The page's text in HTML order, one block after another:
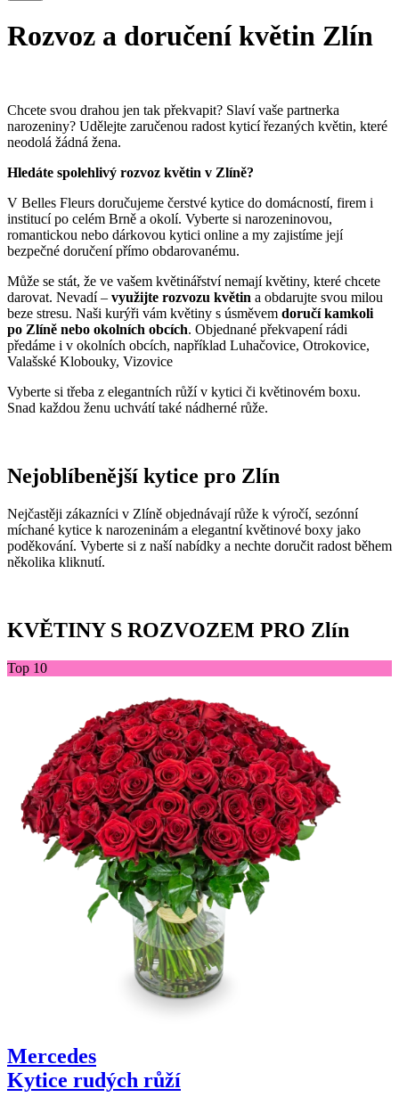
Rozvoz a doručení květin Zlín
Chcete svou drahou jen tak překvapit? Slaví vaše partnerka
narozeniny? Udělejte zaručenou radost kyticí řezaných květin, které
neodolá žádná žena.
Hledáte spolehlivý rozvoz květin v Zlíně?
V Belles Fleurs doručujeme čerstvé kytice do domácností, firem i
institucí po celém Brně a okolí. Vyberte si narozeninovou,
romantickou nebo dárkovou kytici online a my zajistíme její
bezpečné doručení přímo obdarovanému.
Může se stát, že ve vašem květinářství nemají květiny, které chcete
darovat. Nevadí – využijte rozvozu květin a obdarujte svou milou
beze stresu. Naši kurýři vám květiny s úsměvem doručí kamkoli
po Zlíně nebo okolních obcích. Objednané překvapení rádi
předáme i v okolních obcích, například Luhačovice, Otrokovice,
Valašské Klobouky, Vizovice
Vyberte si třeba z elegantních růží v kytici či květinovém boxu.
Snad každou ženu uchvátí také nádherné růže.
Nejoblíbenější kytice pro Zlín
Nejčastěji zákazníci v Zlíně objednávají růže k výročí, sezónní
míchané kytice k narozeninám a elegantní květinové boxy jako
poděkování. Vyberte si z naší nabídky a nechte doručit radost během
několika kliknutí.
KVĚTINY S ROZVOZEM PRO Zlín
Top 10
Mercedes
Kytice rudých růží